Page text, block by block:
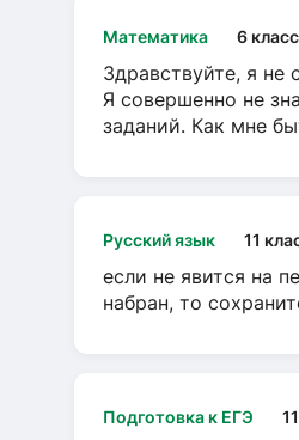
Математика 6 класс
Здравствуйте, я не
Я совершенно не
заданий. Как мне
Русский язык 11
если не явится на
набран, то
Подготовка к ЕГЭ